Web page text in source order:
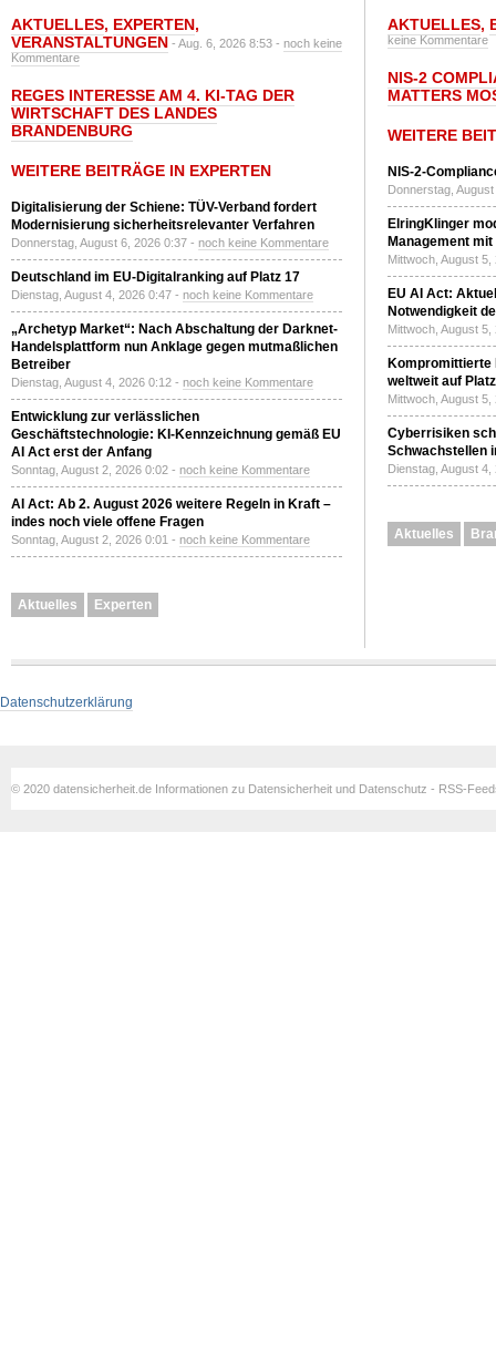
AKTUELLES, EXPERTEN,
VERANSTALTUNGEN - Aug. 6, 2026 8:53 - noch keine
Kommentare
REGES INTERESSE AM 4. KI-TAG DER
WIRTSCHAFT DES LANDES
BRANDENBURG
WEITERE BEITRÄGE IN EXPERTEN
Digitalisierung der Schiene: TÜV-Verband fordert
Modernisierung sicherheitsrelevanter Verfahren
Donnerstag, August 6, 2026 0:37 - noch keine Kommentare
Deutschland im EU-Digitalranking auf Platz 17
Dienstag, August 4, 2026 0:47 - noch keine Kommentare
„Archetyp Market“: Nach Abschaltung der Darknet-
Handelsplattform nun Anklage gegen mutmaßlichen
Betreiber
Dienstag, August 4, 2026 0:12 - noch keine Kommentare
Entwicklung zur verlässlichen
Geschäftstechnologie: KI-Kennzeichnung gemäß EU
AI Act erst der Anfang
Sonntag, August 2, 2026 0:02 - noch keine Kommentare
AI Act: Ab 2. August 2026 weitere Regeln in Kraft –
indes noch viele offene Fragen
Sonntag, August 2, 2026 0:01 - noch keine Kommentare
Aktuelles Experten
AKTUELLES,
keine Kommentare
NIS-2
MATTERS
WEITERE
NIS-2-
Donnerstag,
ElringKlinger
Management
Mittwoch, August
EU AI Act:
Notwendigkeit
Mittwoch, August
Kompromittierte
weltweit auf
Mittwoch, August
Cyberrisiken
Schwachstellen
Dienstag, August
Aktuelles
Datenschutzerklärung
© 2020 datensicherheit.de Informationen zu Datensicherheit und Datenschutz - RSS-